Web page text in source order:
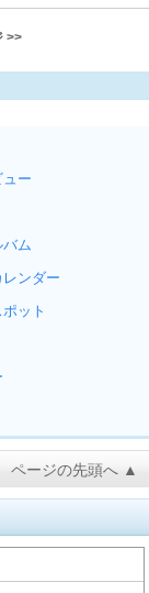
>>
ー
ム
ンダー
ット
ページの先頭へ ▲